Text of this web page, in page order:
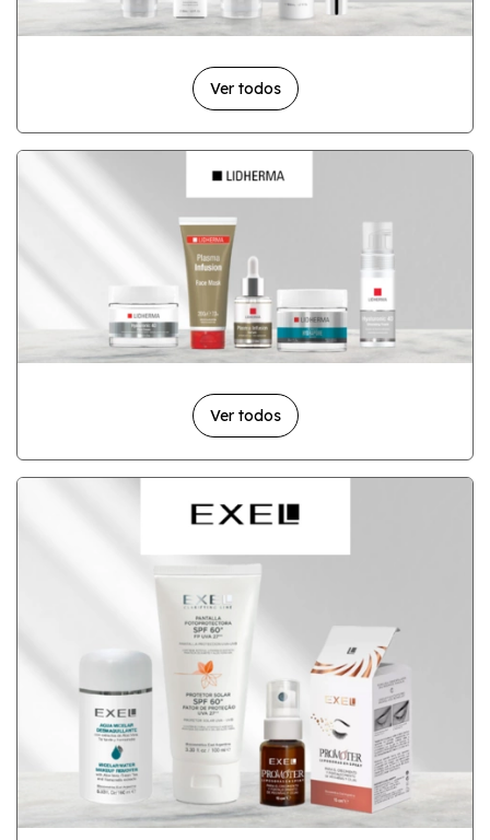
Además, contiene un activo que combina todos los
que le permite actuar sobre los mecanismos de
hidratación, redensificación y elasticidad de la piel.
Ver todos
Ver todos